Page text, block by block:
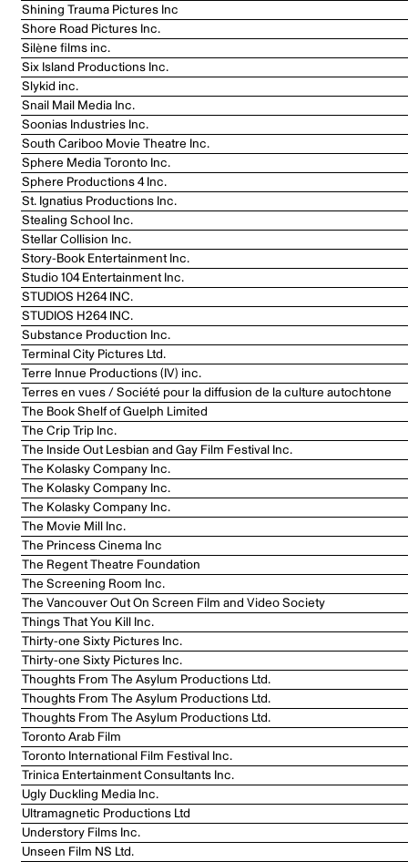
Shining Trauma Pictures Inc
Shore Road Pictures Inc.
Silène films inc.
Six Island Productions Inc.
Slykid inc.
Snail Mail Media Inc.
Soonias Industries Inc.
South Cariboo Movie Theatre Inc.
Sphere Media Toronto Inc.
Sphere Productions 4 Inc.
St. Ignatius Productions Inc.
Stealing School Inc.
Stellar Collision Inc.
Story-Book Entertainment Inc.
Studio 104 Entertainment Inc.
STUDIOS H264 INC.
STUDIOS H264 INC.
Substance Production Inc.
Terminal City Pictures Ltd.
Terre Innue Productions (IV) inc.
Terres en vues / Société pour la diffusion de la culture autochtone
The Book Shelf of Guelph Limited
The Crip Trip Inc.
The Inside Out Lesbian and Gay Film Festival Inc.
The Kolasky Company Inc.
The Kolasky Company Inc.
The Kolasky Company Inc.
The Movie Mill Inc.
The Princess Cinema Inc
The Regent Theatre Foundation
The Screening Room Inc.
The Vancouver Out On Screen Film and Video Society
Things That You Kill Inc.
Thirty-one Sixty Pictures Inc.
Thirty-one Sixty Pictures Inc.
Thoughts From The Asylum Productions Ltd.
Thoughts From The Asylum Productions Ltd.
Thoughts From The Asylum Productions Ltd.
Toronto Arab Film
Toronto International Film Festival Inc.
Trinica Entertainment Consultants Inc.
Ugly Duckling Media Inc.
Ultramagnetic Productions Ltd
Understory Films Inc.
Unseen Film NS Ltd.